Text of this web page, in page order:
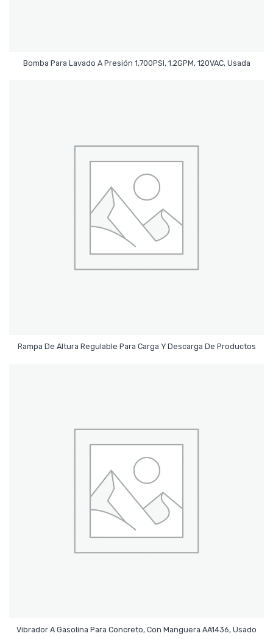
Bomba Para Lavado A Presión 1,700PSI, 1.2GPM, 120VAC, Usada
Rampa De Altura Regulable Para Carga Y Descarga De Productos
Vibrador A Gasolina Para Concreto, Con Manguera AA1436, Usado